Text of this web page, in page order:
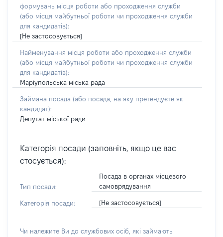
формувань місця роботи або проходження служби
(або місця майбутньої роботи чи проходження служби
для кандидатів):
[Не застосовується]
Найменування місця роботи або проходження служби
(або місця майбутньої роботи чи проходження служби
для кандидатів):
Маріупольська міська рада
Займана посада (або посада, на яку претендуєте як
кандидат):
Депутат міської ради
Категорія посади (заповніть, якщо це вас
стосується):
Тип посади:
Посада в органах місцевого
самоврядування
Категорія посади: [Не застосовується]
Чи належите Ви до службових осіб, які займають